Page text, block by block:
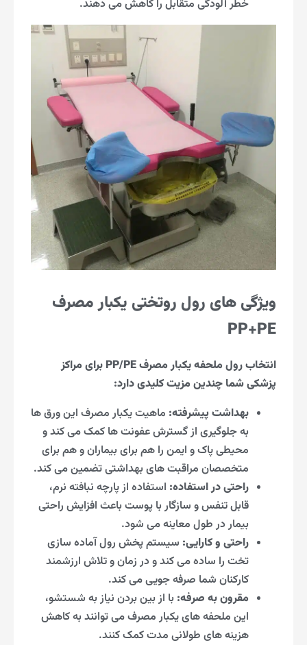
خطر آلودگی متقابل را کاهش می دهند.
ویژگی های رول روتختی یکبار مصرف
PP+PE
انتخاب رول ملحفه یکبار مصرف PP/PE برای مراکز
پزشکی شما چندین مزیت کلیدی دارد:
بهداشت پیشرفته: ماهیت یکبار مصرف این ورق ها
به جلوگیری از گسترش عفونت ها کمک می کند و
محیطی پاک و ایمن را هم برای بیماران و هم برای
متخصصان مراقبت های بهداشتی تضمین می کند.
راحتی در استفاده: استفاده از پارچه نبافته نرم،
قابل تنفس و سازگار با پوست باعث افزایش راحتی
بیمار در طول معاینه می شود.
راحتی و کارایی: سیستم پخش رول آماده سازی
تخت را ساده می کند و در زمان و تلاش ارزشمند
کارکنان شما صرفه جویی می کند.
مقرون به صرفه: با از بین بردن نیاز به شستشو،
این ملحفه های یکبار مصرف می توانند به کاهش
هزینه های طولانی مدت کمک کنند.